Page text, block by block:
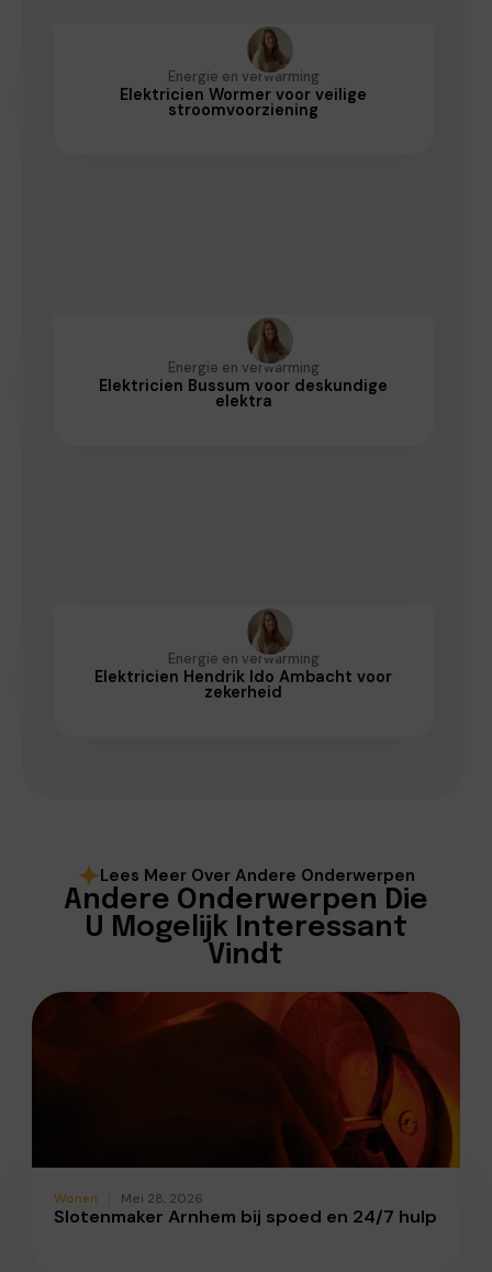
Energie en verwarming
Elektricien Wormer voor veilige
stroomvoorziening
Energie en verwarming
Elektricien Bussum voor deskundige
elektra
Energie en verwarming
Elektricien Hendrik Ido Ambacht voor
zekerheid
Lees Meer Over Andere Onderwerpen
Andere Onderwerpen Die
U Mogelijk Interessant
Vindt
Wonen Mei 28, 2026
Slotenmaker Arnhem bij spoed en 24/7 hulp